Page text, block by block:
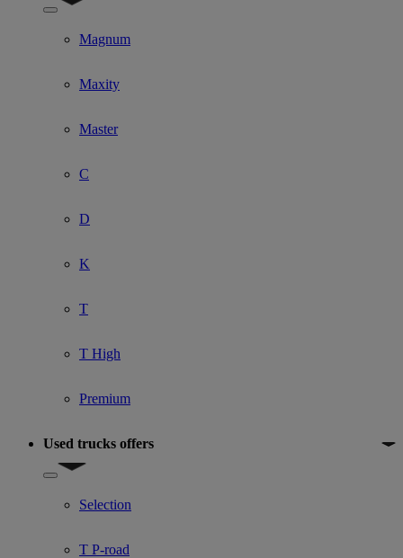
Show submenu for Model
Magnum
Maxity
Master
C
D
K
T
T High
Premium
Used trucks offers
Show submenu for Used trucks offers
Selection
T P-road